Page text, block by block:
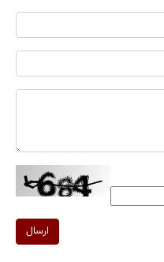
ارسال